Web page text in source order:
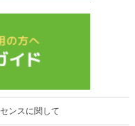
ンスに関して